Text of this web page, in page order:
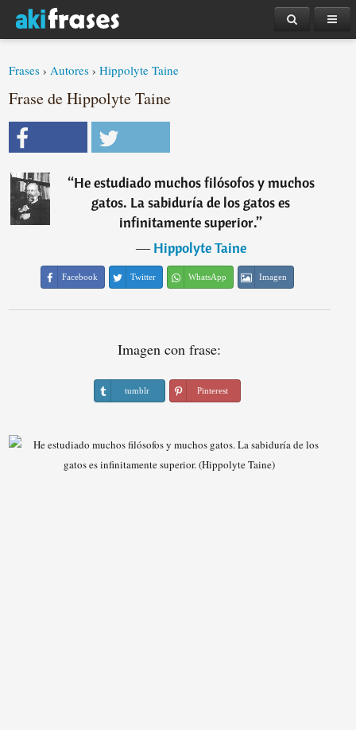
Frases ›Autores ›Hippolyte Taine
Frase de Hippolyte Taine
“He estudiado muchos filósofos y muchos
gatos. La sabiduría de los gatos es
infinitamente superior.”
―Hippolyte Taine
Facebook Twitter WhatsApp Imagen
Imagen con frase:
tumblr Pinterest